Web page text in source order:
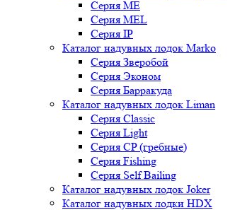
Серия ME
Серия MEL
Серия IP
Каталог надувных лодок Marko
Серия Зверобой
Серия Эконом
Серия Барракуда
Каталог надувных лодок Liman
Серия Classic
Серия Light
Серия CP (гребные)
Серия Fishing
Серия Self Bailing
Каталог надувных лодок Joker
Каталог надувных лодки HDX